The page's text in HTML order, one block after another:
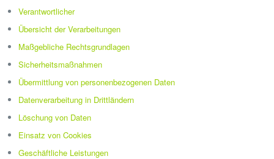
Verantwortlicher
Übersicht der Verarbeitungen
Maßgebliche Rechtsgrundlagen
Sicherheitsmaßnahmen
Übermittlung von personenbezogenen Daten
Datenverarbeitung in Drittländern
Löschung von Daten
Einsatz von Cookies
Geschäftliche Leistungen